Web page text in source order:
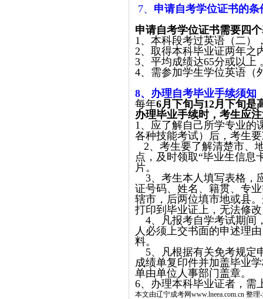
7、 申请自考学位证书的条
申请自考学位证书需要四
1、本科段考过英语（二）
2、取得本科毕业证两年之
3、平均成绩达65分或以上
4、需参加学生学位英语（
8、办理自考毕业手续须知
每年6月下旬与12月下旬是
办理毕业手续时，考生应
1、应了解自己所学专业的
各种技能考试）后，考生
2、考生要了解清楚市、
点，及时领取“毕业生信息
片。
3、考生本人填写表格，
证号码、姓名、籍贯、专
辖市，后两位填市地或县
打印到毕业证上，无法修
4、凡报考自学考试期间
人必须上交书面的申述理
料。
5、凡根据有关免考规定
成绩单复印件并加盖毕业
单由单位人事部门盖章。
6、办理本科毕业证者，需
本文由辽宁成考网www.lneea.com.cn 整